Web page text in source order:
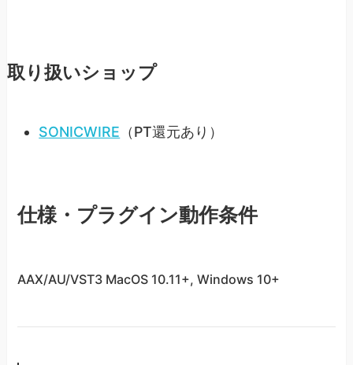
取り扱いショップ
SONICWIRE （PT還元あり）
仕様・プラグイン動作条件
AAX/AU/VST3 MacOS 10.11+, Windows 10+